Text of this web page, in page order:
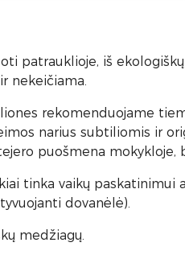
patrauklioje, iš
nekeičiama.
rekomenduojame
narius subtiliomis ir
puošmena mokykloje,
tinka vaikų paskatinimui
dovanėlė).
medžiagų.